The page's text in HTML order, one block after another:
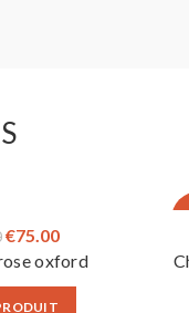
Le
prix
initial
€75.00Le
prix
actuel
oxford